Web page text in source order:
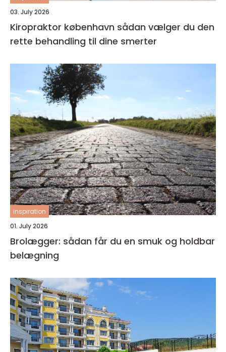
03. July 2026
Kiropraktor københavn sådan vælger du den
rette behandling til dine smerter
inspiration
01. July 2026
Brolægger: sådan får du en smuk og holdbar
belægning